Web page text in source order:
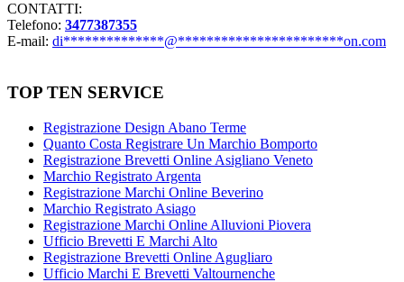
CONTATTI:
Telefono: 3477387355
E-mail: di**************@***********************on.com
TOP TEN SERVICE
Registrazione Design Abano Terme
Quanto Costa Registrare Un Marchio Bomporto
Registrazione Brevetti Online Asigliano Veneto
Marchio Registrato Argenta
Registrazione Marchi Online Beverino
Marchio Registrato Asiago
Registrazione Marchi Online Alluvioni Piovera
Ufficio Brevetti E Marchi Alto
Registrazione Brevetti Online Agugliaro
Ufficio Marchi E Brevetti Valtournenche